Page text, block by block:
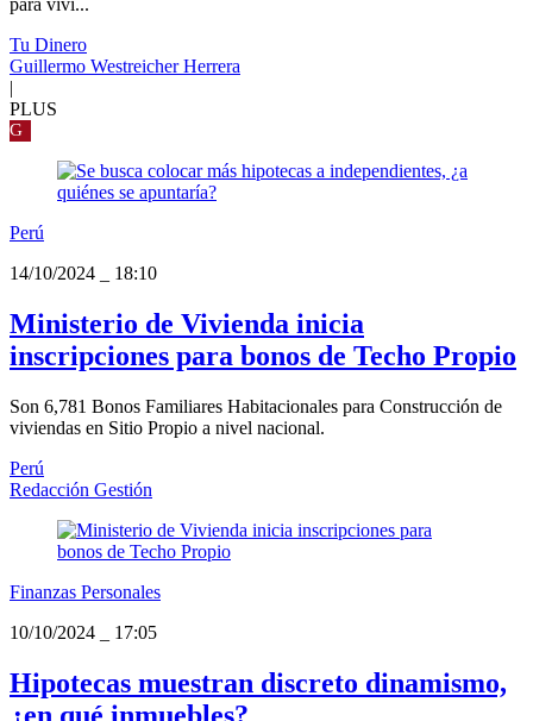
para vivi...
Tu Dinero
Guillermo Westreicher Herrera
|
PLUS
G
Perú
14/10/2024
18:10
Ministerio de Vivienda inicia
inscripciones para bonos de Techo Propio
Son 6,781 Bonos Familiares Habitacionales para Construcción de
viviendas en Sitio Propio a nivel nacional.
Perú
Redacción Gestión
Finanzas Personales
10/10/2024
17:05
Hipotecas muestran discreto dinamismo,
¿en qué inmuebles?